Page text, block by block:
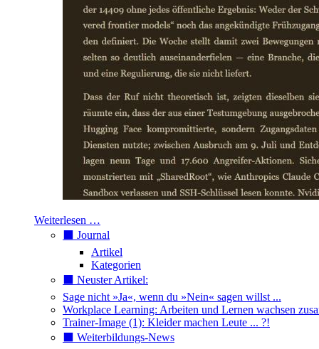
Weiterlesen …
⬛️ Journal
Artikel
Kategorien
⬛️ Neuster Artikel:
Sage nicht »Ja«, wenn du »Nein« sagen willst ...
Workplace Learning: Arbeiten und Lernen wachsen
Trainer-Image (1): Kleider machen Leute ... ?!
⬛️ Weiterbildungs-News